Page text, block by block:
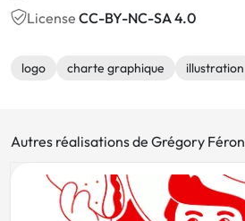
License CC-BY-NC-SA 4.0
logo charte graphique illustration
Autres réalisations de Grégory Féron